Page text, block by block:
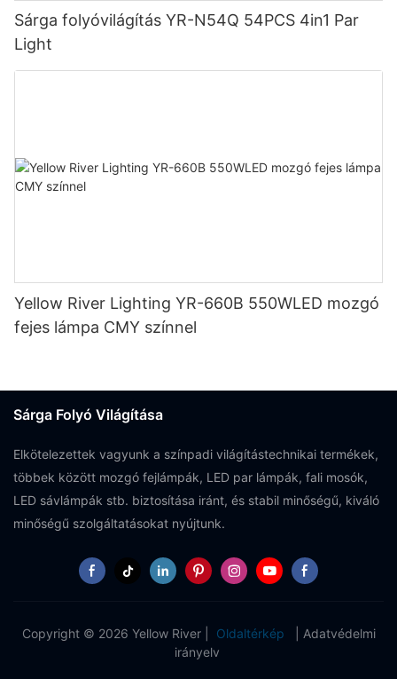
Sárga folyóvilágítás YR-N54Q 54PCS 4in1 Par
Light
Yellow River Lighting YR-660B 550WLED mozgó
fejes lámpa CMY színnel
Sárga Folyó Világítása
Elkötelezettek vagyunk a színpadi világítástechnikai termékek,
többek között mozgó fejlámpák, LED par lámpák, fali mosók,
LED sávlámpák stb. biztosítása iránt, és stabil minőségű, kiváló
minőségű szolgáltatásokat nyújtunk.
Copyright © 2026 Yellow River | Oldaltérkép
Adatvédelmi
irányelv